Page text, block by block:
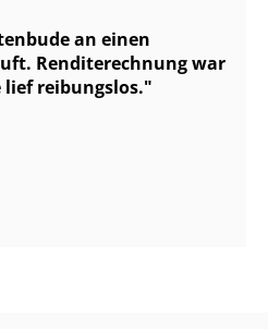
an einen
Renditerechnung war
lief reibungslos.